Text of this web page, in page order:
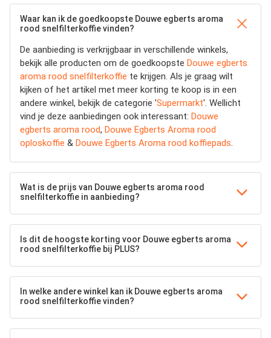
Waar kan ik de goedkoopste Douwe egberts aroma
rood snelfilterkoffie vinden?
De aanbieding is verkrijgbaar in verschillende winkels,
bekijk alle producten om de goedkoopste Douwe egberts
aroma rood snelfilterkoffie te krijgen. Als je graag wilt
kijken of het artikel met meer korting te koop is in een
andere winkel, bekijk de categorie 'Supermarkt'. Wellicht
vind je deze aanbiedingen ook interessant: Douwe
egberts aroma rood, Douwe Egberts Aroma rood
oploskoffie & Douwe Egberts Aroma rood koffiepads.
Wat is de prijs van Douwe egberts aroma rood
snelfilterkoffie in aanbieding?
Is dit de hoogste korting voor Douwe egberts aroma
rood snelfilterkoffie bij PLUS?
In welke andere winkel kan ik Douwe egberts aroma
rood snelfilterkoffie vinden?